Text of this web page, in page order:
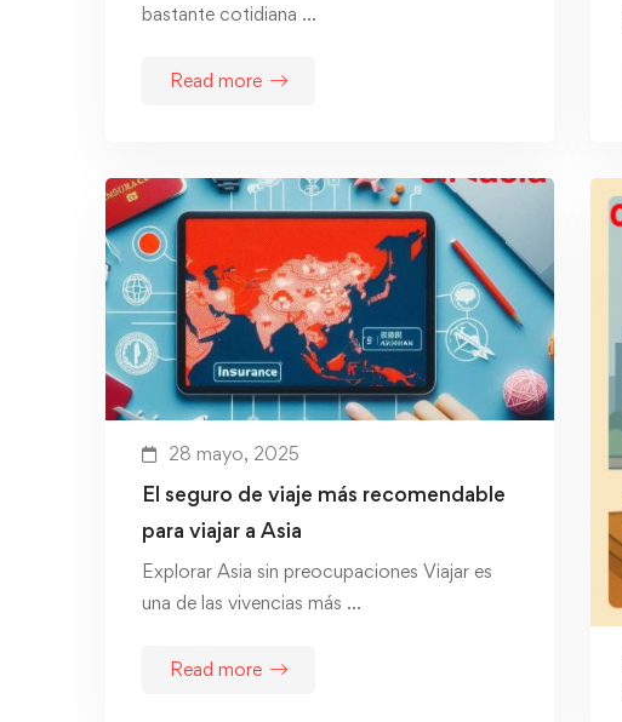
bastante cotidiana …
Read more
28 mayo, 2025
El seguro de viaje más recomendable
para viajar a Asia
Explorar Asia sin preocupaciones Viajar es
una de las vivencias más …
Read more